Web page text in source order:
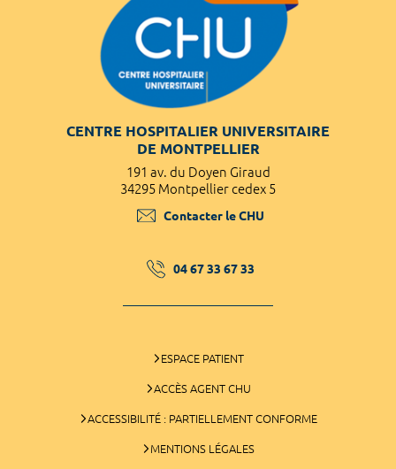
CENTRE HOSPITALIER UNIVERSITAIRE
DE MONTPELLIER
191 av. du Doyen Giraud
34295 Montpellier cedex 5
Contacter le CHU
04 67 33 67 33
ESPACE PATIENT
ACCÈS AGENT CHU
ACCESSIBILITÉ : PARTIELLEMENT CONFORME
MENTIONS LÉGALES